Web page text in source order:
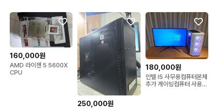
160,000원
AMD 라이젠 5 5600X
CPU
250,000원
180,000원
인텔 I5 사무용컴퓨터본체
추가 게이밍컴퓨터 사용가